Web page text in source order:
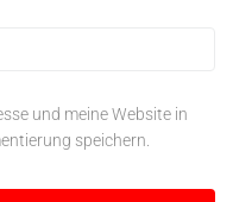
und meine Website in
speichern.